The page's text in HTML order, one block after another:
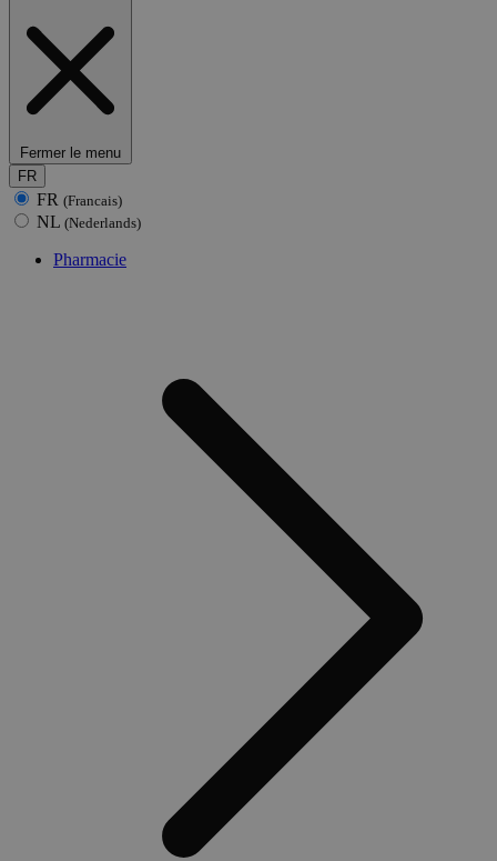
Fermer le menu
FR
FR (Francais)
NL (Nederlands)
Pharmacie